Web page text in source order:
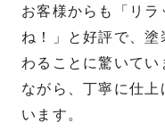
お客様からも「リ
ね！」と好評で、
わることに驚いて
ながら、丁寧に仕
います。